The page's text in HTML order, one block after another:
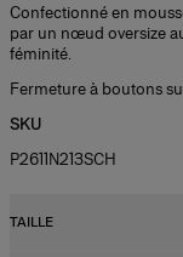
Confectionné en
par un nœud oversize
féminité.
Fermeture à boutons
SKU
P2611N213SCH
TAILLE